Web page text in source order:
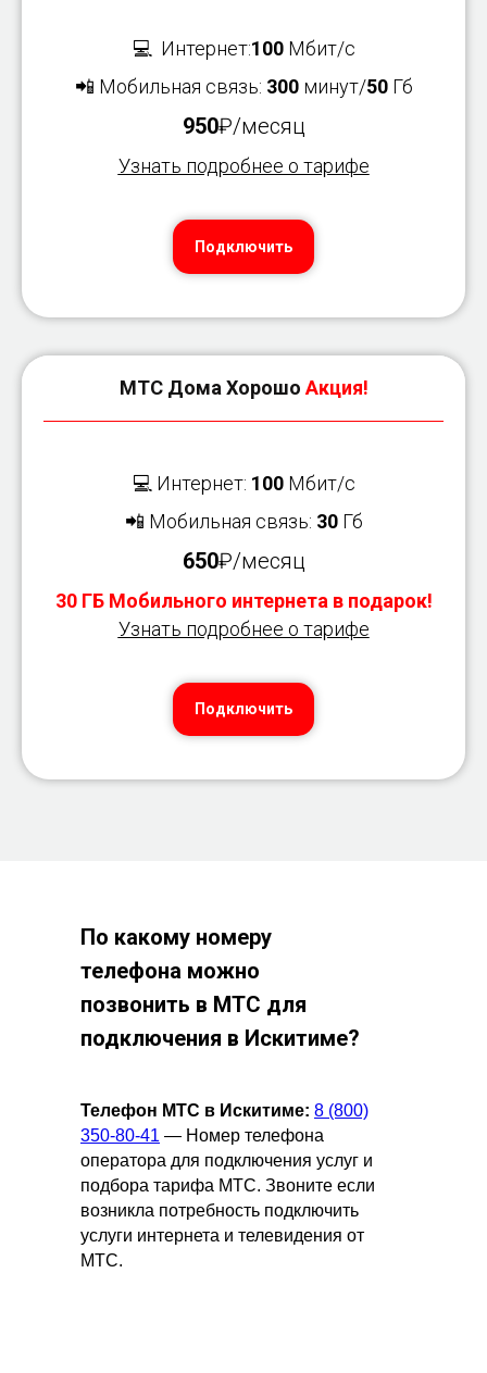
💻 Интернет:100 Мбит/с
📲 Мобильная связь: 300 минут/50 Гб
950₽/месяц
Узнать подробнее о тарифе
Подключить
МТС Дома Хорошо Акция!
💻 Интернет: 100 Мбит/с
📲 Мобильная связь: 30Гб
650₽/месяц
30 ГБ Мобильного интернета в подарок!
Узнать подробнее о тарифе
Подключить
Телефон МТС в Искитиме: 8 (800)
350-80-41 — Номер телефона
оператора для подключения услуг и
подбора тарифа МТС. Звоните если
возникла потребность подключить
услуги интернета и телевидения от
МТС.
По какому номеру
телефона можно
позвонить в МТС для
подключения в Искитиме?